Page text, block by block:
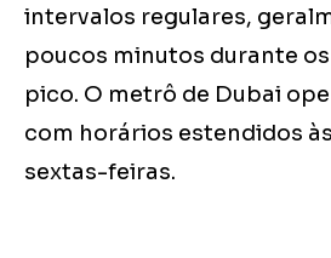
intervalos regulares,
poucos minutos durante
pico. O metrô de Dubai
com horários estendidos
sextas-feiras.